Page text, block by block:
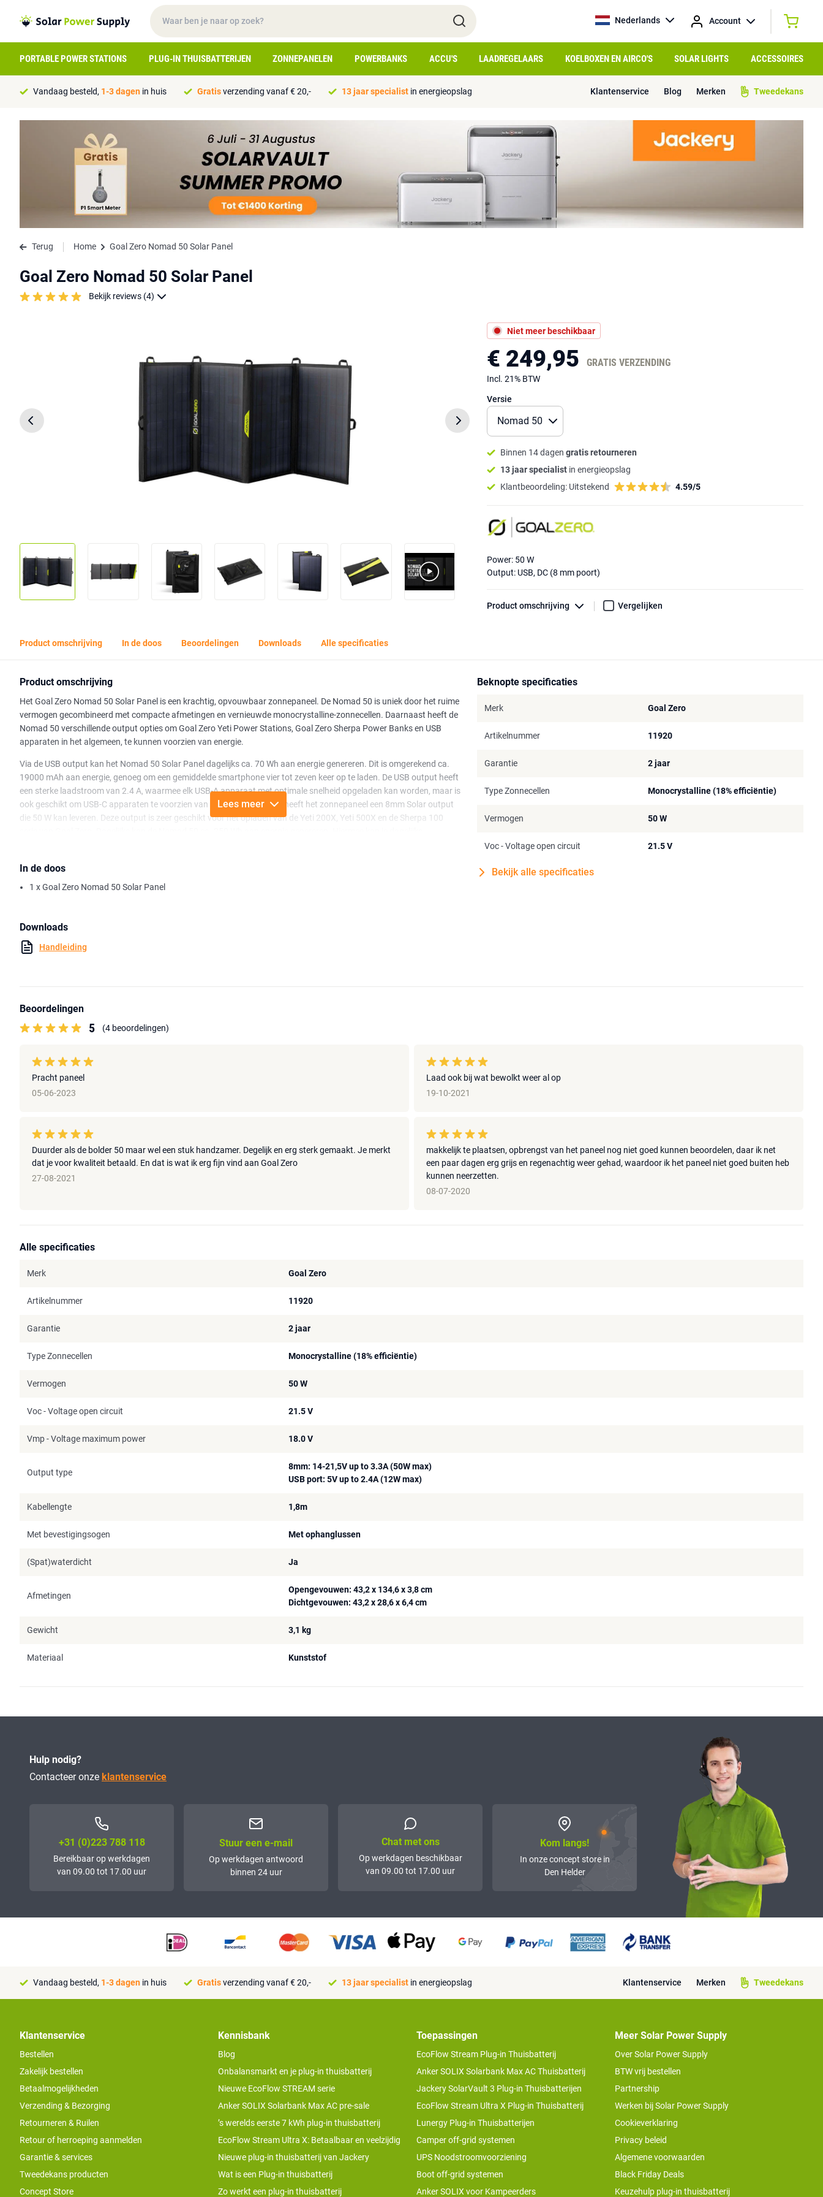
Nederlands Account
PORTABLE POWER STATIONS PLUG-IN THUISBATTERIJEN ZONNEPANELEN POWERBANKS ACCU'S LAADREGELAARS KOELBOXEN EN AIRCO'S SOLAR LIGHTS ACCESSOIRES
Vandaag besteld, 1-3 dagen in huis Gratisverzending vanaf € 20,- 13 jaar specialist in energieopslag Klantenservice Blog Merken Tweedekans
Terug Home Goal Zero Nomad 50 Solar Panel
Goal Zero Nomad 50 Solar Panel
Bekijk reviews (4)
Niet meer beschikbaar
€ 249,95 GRATIS VERZENDING
Incl. 21% BTW
Versie
Binnen 14 dagen gratis retourneren
13 jaar specialist in energieopslag
Klantbeoordeling: Uitstekend 4.59/5
Power: 50 W
Output: USB, DC (8 mm poort)
Product omschrijving Vergelijken
Product omschrijving In de doos Beoordelingen Downloads Alle specificaties
Product omschrijving
Het Goal Zero Nomad 50 Solar Panel is een krachtig, opvouwbaar zonnepaneel. De Nomad 50 is uniek door het ruime
vermogen gecombineerd met compacte afmetingen en vernieuwde monocrystalline-zonnecellen. Daarnaast heeft de
Nomad 50 verschillende output opties om Goal Zero Yeti Power Stations, Goal Zero Sherpa Power Banks en USB
apparaten in het algemeen, te kunnen voorzien van energie.
Via de USB output kan het Nomad 50 Solar Panel dagelijks ca. 70 Wh aan energie genereren. Dit is omgerekend ca.
19000 mAh aan energie, genoeg om een gemiddelde smartphone vier tot zeven keer op te laden. De USB output heeft
een sterke laadstroom van 2.4 A, waarmee elk USB-A apparaat met optimale snelheid opgeladen kan worden, maar is
ook geschikt om USB-C apparaten te voorzien van energie. Daarnaast heeft het zonnepaneel een 8mm Solar output
die 50 W kan leveren. Deze output is zeer geschikt voor het opladen van de Yeti 200X, Yeti 500X en de Sherpa 100
Lees meer
In de doos
1 x Goal Zero Nomad 50 Solar Panel
Downloads
Handleiding
Beknopte specificaties
Merk Goal Zero
Artikelnummer 11920
Garantie 2 jaar
Type Zonnecellen Monocrystalline (18% efficiëntie)
Vermogen 50 W
Voc - Voltage open circuit 21.5 V
Bekijk alle specificaties
Beoordelingen
5 (4 beoordelingen)
Pracht paneel
05-06-2023
Laad ook bij wat bewolkt weer al op
19-10-2021
Duurder als de bolder 50 maar wel een stuk handzamer. Degelijk en erg sterk gemaakt. Je merkt
dat je voor kwaliteit betaald. En dat is wat ik erg fijn vind aan Goal Zero
27-08-2021
makkelijk te plaatsen, opbrengst van het paneel nog niet goed kunnen beoordelen, daar ik net
een paar dagen erg grijs en regenachtig weer gehad, waardoor ik het paneel niet goed buiten heb
kunnen neerzetten.
08-07-2020
Alle specificaties
Merk Goal Zero
Artikelnummer 11920
Garantie 2 jaar
Type Zonnecellen Monocrystalline (18% efficiëntie)
Vermogen 50 W
Voc - Voltage open circuit 21.5 V
Vmp - Voltage maximum power 18.0 V
Output type
8mm: 14-21,5V up to 3.3A (50W max)
USB port: 5V up to 2.4A (12W max)
Kabellengte 1,8m
Met bevestigingsogen Met ophanglussen
(Spat)waterdicht Ja
Afmetingen
Opengevouwen: 43,2 x 134,6 x 3,8 cm
Dichtgevouwen: 43,2 x 28,6 x 6,4 cm
Gewicht 3,1 kg
Materiaal Kunststof
Hulp nodig?
Contacteer onze klantenservice
+31 (0)223 788 118
Bereikbaar op werkdagen
van 09.00 tot 17.00 uur
Stuur een e-mail
Op werkdagen antwoord
binnen 24 uur
Chat met ons
Op werkdagen beschikbaar
van 09.00 tot 17.00 uur
Kom langs!
In onze concept store in
Den Helder
Vandaag besteld, 1-3 dagen in huis Gratisverzending vanaf € 20,- 13 jaar specialist in energieopslag Klantenservice Merken Tweedekans
Klantenservice
Bestellen
Zakelijk bestellen
Betaalmogelijkheden
Verzending & Bezorging
Retourneren & Ruilen
Retour of herroeping aanmelden
Garantie & services
Tweedekans producten
Concept Store
Kennisbank
Blog
Onbalansmarkt en je plug-in thuisbatterij
Nieuwe EcoFlow STREAM serie
Anker SOLIX Solarbank Max AC pre-sale
’s werelds eerste 7 kWh plug-in thuisbatterij
EcoFlow Stream Ultra X: Betaalbaar en veelzijdig
Nieuwe plug-in thuisbatterij van Jackery
Wat is een Plug-in thuisbatterij
Zo werkt een plug-in thuisbatterij
Toepassingen
EcoFlow Stream Plug-in Thuisbatterij
Anker SOLIX Solarbank Max AC Thuisbatterij
Jackery SolarVault 3 Plug-in Thuisbatterijen
EcoFlow Stream Ultra X Plug-in Thuisbatterij
Lunergy Plug-in Thuisbatterijen
Camper off-grid systemen
UPS Noodstroomvoorziening
Boot off-grid systemen
Anker SOLIX voor Kampeerders
Meer Solar Power Supply
Over Solar Power Supply
BTW vrij bestellen
Partnership
Werken bij Solar Power Supply
Cookieverklaring
Privacy beleid
Algemene voorwaarden
Black Friday Deals
Keuzehulp plug-in thuisbatterij